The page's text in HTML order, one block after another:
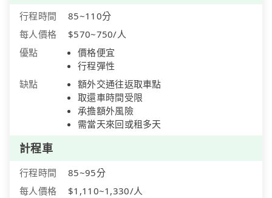
行程時間
85~110分
每人價格
$570~750/人
優點
價格便宜
行程彈性
缺點
額外交通往返取車點
取還車時間受限
承擔額外風險
需當天來回或租多天
計程車
行程時間
85~95分
每人價格
$1,110~1,330/人